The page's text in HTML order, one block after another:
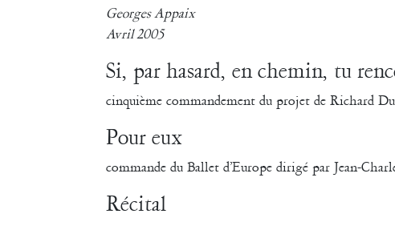
Georges Appaix
Avril 2005
Si, par hasard, en chemin, tu
cinquième commandement du projet de Richard
Pour eux
commande du Ballet d’Europe dirigé par Jean-
Récital